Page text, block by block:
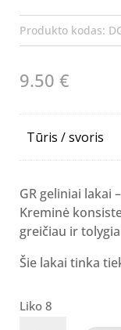
Produkto kodas:
9.50 €
Tūris / svoris
GR geliniai lakai
Kreminė
greičiau ir
Šie lakai tinka
Liko 8